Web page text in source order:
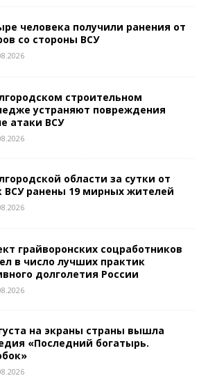
человека получили ранения от
со стороны ВСУ
строительном
устраняют повреждения
атаки ВСУ
области за сутки от
ВСУ ранены 19 мирных жителей
грайворонских соцработников
в число лучших практик
долголетия России
на экраны страны вышла
«Последний богатырь.